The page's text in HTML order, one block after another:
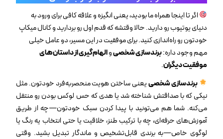
اگر تا اینجا همراه ما بودید، یعنی انگیزه‌ و علاقه‌ کافی برای ورود به
دنیای یوتیوب رو دارید. حالا وقتشه که قدم اول رو بردارید و کانال میکاپ
خودتون رو راه‌اندازی کنید. برای موفقیت در این مسیر، دو عامل خیلی
مهم وجود داره:برندسازی شخصیوالهام‌گیری از داستان‌های
موفقیت دیگران.
برندسازی شخصییعنی ساختن هویت منحصربه‌فرد خودتون. مثل
نیکی که با صداقتش شناخته شد یا هدی که حس لوکس بودن رو منتقل
می‌کنه. شما هم می‌تونید با پیدا کردن سبک خودتون—چه از طریق
آموزش‌های حرفه‌ای، چه با ترکیب طنز، خلاقیت یا حتی انتخاب یه رنگ یا
لوگوی خاص—به برندی قابل‌تشخیص و ماندگار تبدیل بشید. وقتی